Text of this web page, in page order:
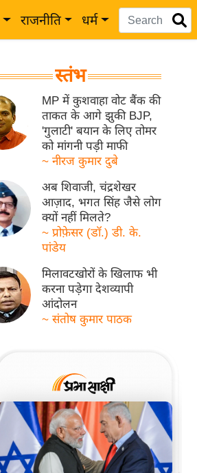
राजनीति धर्म
स्तंभ
MP में कुशवाहा वोट बैंक की
ताकत के आगे झुकी BJP,
'गुलाटी' बयान के लिए तोमर
को मांगनी पड़ी माफी
~ नीरज कुमार दुबे
अब शिवाजी, चंद्रशेखर
आज़ाद, भगत सिंह जैसे लोग
क्यों नहीं मिलते?
~ प्रोफ़ेसर (डॉ.) डी. के.
पांडेय
मिलावटखोरों के खिलाफ भी
करना पड़ेगा देशव्यापी
आंदोलन
~ संतोष कुमार पाठक